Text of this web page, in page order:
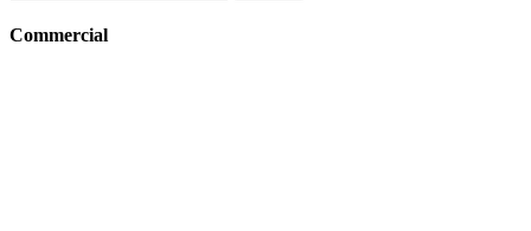
nach:
Commercial